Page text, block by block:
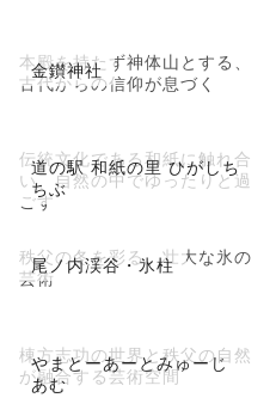
金鑚神社
本殿を持たず神体山とする、
古代からの信仰が息づく
道の駅 和紙の里 ひがしち
ちぶ
伝統文化である和紙に触れ合
い、自然の中でゆったりと過
ごす
尾ノ内渓谷・氷柱
秩父の冬を彩る、壮大な氷の
芸術
やまとーあーとみゅーじ
あむ
棟方志功の世界と秩父の自然
が融合する芸術空間